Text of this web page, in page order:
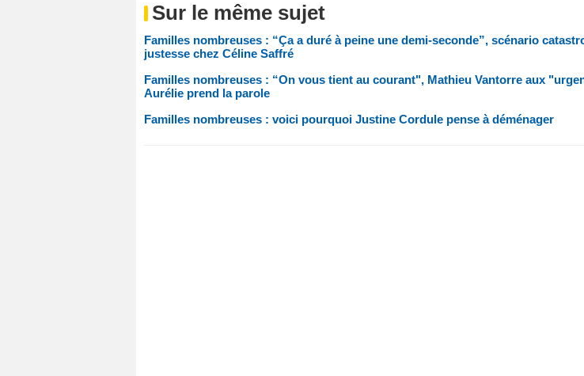
Sur le même sujet
Familles nombreuses : “Ça a duré à peine une demi-seconde”, scénario
justesse chez Céline Saffré
Familles nombreuses : “On vous tient au courant", Mathieu Vantorre aux
Aurélie prend la parole
Familles nombreuses : voici pourquoi Justine Cordule pense à déménager